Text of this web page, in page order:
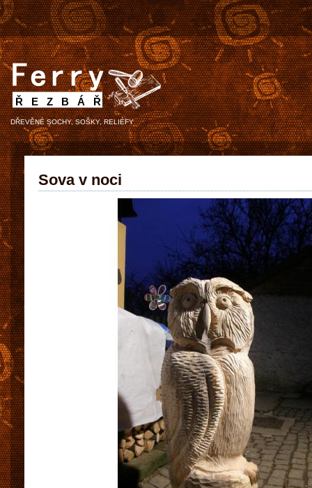
ŘEZBÁŘ
DŘEVĚNÉ SOCHY, SOŠKY, RELIÉFY
Sova v noci